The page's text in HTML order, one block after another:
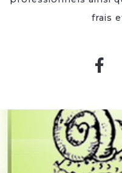
frais